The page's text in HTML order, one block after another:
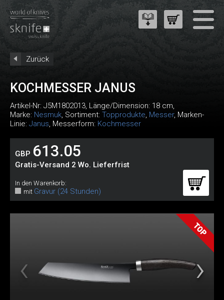
Zurück
KOCHMESSER JANUS
Artikel-Nr: J5M1802013, Länge/Dimension: 18 cm,
Marke: Nesmuk, Sortiment: Topprodukte, Messer, Marken-
Linie: Janus, Messerform: Kochmesser
GBP 613.05
Gratis-Versand 2 Wo. Lieferfrist
In den Warenkorb:
mit Gravur (24 Stunden)